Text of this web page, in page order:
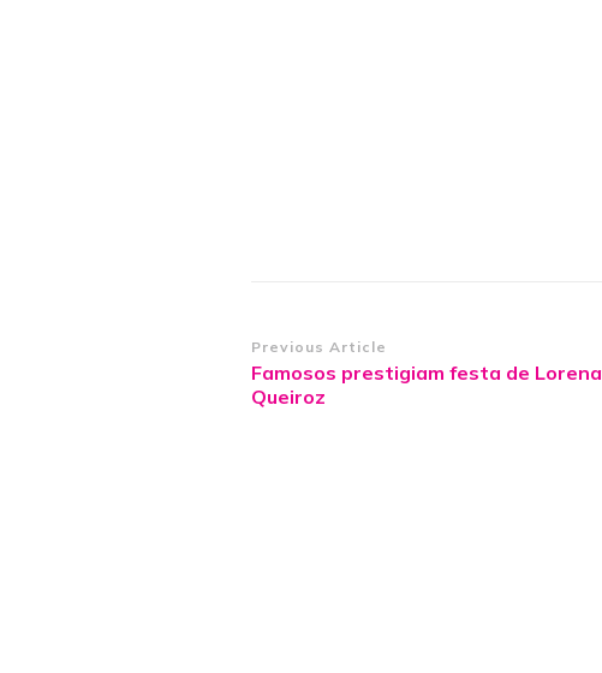
Post
Navigation
Previous Article
Famosos prestigiam festa de Lorena
Queiroz